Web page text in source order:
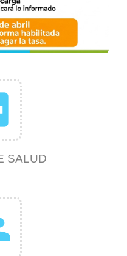
SALUD